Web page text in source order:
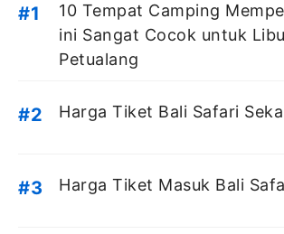
10 Tempat Camping
ini Sangat Cocok untuk
Petualang
Harga Tiket Bali Safari
Harga Tiket Masuk Bali